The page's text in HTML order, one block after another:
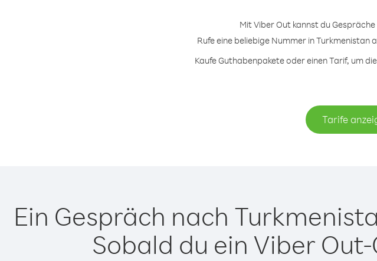
Mit Viber Out kannst du
Rufe eine beliebige Nummer in Turkmenistan
Kaufe Guthabenpakete oder einen Tarif, um
Tarife
Ein Gespräch nach
Sobald du ein Viber